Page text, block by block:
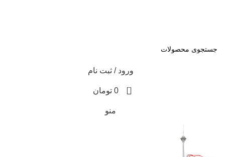
ورود / ثبت نام
0
0 تومان
منو